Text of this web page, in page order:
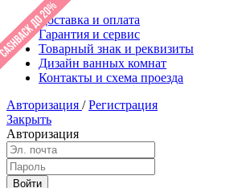
Доставка и оплата
Гарантия и сервис
Товарный знак и реквизиты
Дизайн ванных комнат
Контакты и схема проезда
Авторизация / Регистрация
Закрыть
Авторизация